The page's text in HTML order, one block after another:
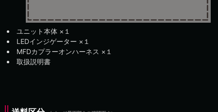
ユニット本体 ×１
LEDインジゲーター ×１
MFDカプラーオンハーネス ×１
取扱説明書